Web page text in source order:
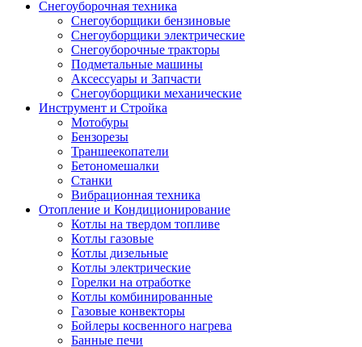
Снегоуборочная техника
Снегоуборщики бензиновые
Снегоуборщики электрические
Снегоуборочные тракторы
Подметальные машины
Аксессуары и Запчасти
Снегоуборщики механические
Инструмент и Стройка
Мотобуры
Бензорезы
Траншеекопатели
Бетономешалки
Станки
Вибрационная техника
Отопление и Кондиционирование
Котлы на твердом топливе
Котлы газовые
Котлы дизельные
Котлы электрические
Горелки на отработке
Котлы комбинированные
Газовые конвекторы
Бойлеры косвенного нагрева
Банные печи